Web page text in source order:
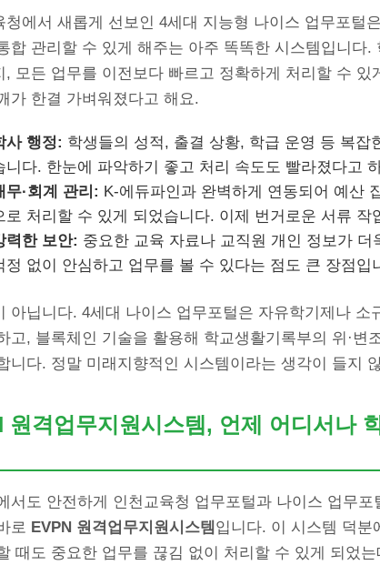
청에서 새롭게 선보인 4세대 지능형 나이스 업무포털
합 관리할 수 있게 해주는 아주 똑똑한 시스템입니다
, 모든 업무를 이전보다 빠르고 정확하게 처리할 수
가 한결 가벼워졌다고 해요.
사 행정: 학생들의 성적, 출결 상황, 학급 운영 등 복잡
니다. 한눈에 파악하기 좋고 처리 속도도 빨라졌다고
무·회계 관리: K-에듀파인과 완벽하게 연동되어 예산
로 처리할 수 있게 되었습니다. 이제 번거로운 서류 작
력한 보안: 중요한 교육 자료나 교직원 개인 정보가
정 없이 안심하고 업무를 볼 수 있다는 점도 큰 장점입
아닙니다. 4세대 나이스 업무포털은 자유학기제나 소
고, 블록체인 기술을 활용해 학교생활기록부의 위·변
니다. 정말 미래지향적인 시스템이라는 생각이 들지
원격업무지원시스템, 언제 어디서나
서도 안전하게 인천교육청 업무포털과 나이스 업무
로 EVPN 원격업무지원시스템 입니다. 이 시스템 덕분
때도 중요한 업무를 끊김 없이 처리할 수 있게 되었